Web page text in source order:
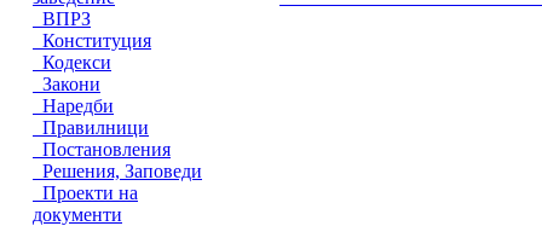
ВПРЗ
Конституция
Кодекси
Закони
Наредби
Правилници
Постановления
Решения, Заповеди
Проекти на
документи